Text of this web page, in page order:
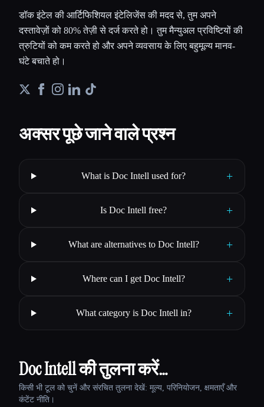
डॉक इंटेल की आर्टिफिशियल इंटेलिजेंस की मदद से, तुम अपने
दस्तावेज़ों को 80% तेज़ी से दर्ज करते हो। तुम मैन्युअल प्रविष्टियों की
त्रुटियों को कम करते हो और अपने व्यवसाय के लिए बहुमूल्य मानव-
घंटे बचाते हो।
अक्सर पूछे जाने वाले प्रश्न
What is Doc Intell used for? +
Is Doc Intell free? +
What are alternatives to Doc Intell? +
Where can I get Doc Intell? +
What category is Doc Intell in? +
Doc Intell की तुलना करें…
किसी भी टूल को चुनें और संरचित तुलना देखें: मूल्य, परिनियोजन, क्षमताएँ और
कंटेंट नीति।